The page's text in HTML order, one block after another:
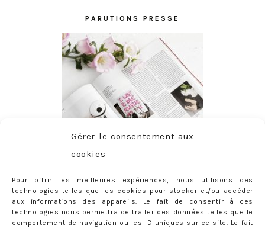
Gérer le consentement aux
cookies
Pour offrir les meilleures expériences, nous utilisons des
technologies telles que les cookies pour stocker et/ou accéder
aux informations des appareils. Le fait de consentir à ces
technologies nous permettra de traiter des données telles que le
comportement de navigation ou les ID uniques sur ce site. Le fait
PARUTIONS PRESSE